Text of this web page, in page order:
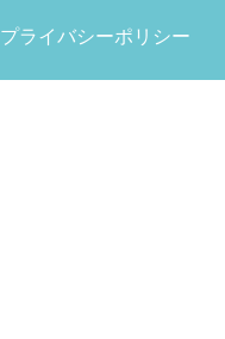
プライバシーポリシー